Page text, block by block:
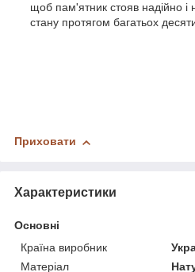
щоб пам'ятник стояв надійно і
стану протягом багатьох
Приховати
Характеристики
Основні
Країна виробник
Матеріал